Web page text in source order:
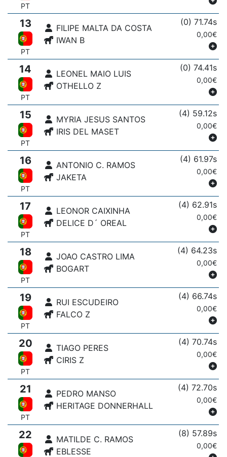
PT
13
PT
FILIPE MALTA DA COSTA
IWAN B
(0) 71.74s
0,00€
14
PT
LEONEL MAIO LUIS
OTHELLO Z
(0) 74.41s
0,00€
15
PT
MYRIA JESUS SANTOS
IRIS DEL MASET
(4) 59.12s
0,00€
16
PT
ANTONIO C. RAMOS
JAKETA
(4) 61.97s
0,00€
17
PT
LEONOR CAIXINHA
DELICE D´ OREAL
(4) 62.91s
0,00€
18
PT
JOAO CASTRO LIMA
BOGART
(4) 64.23s
0,00€
19
PT
RUI ESCUDEIRO
FALCO Z
(4) 66.74s
0,00€
20
PT
TIAGO PERES
CIRIS Z
(4) 70.74s
0,00€
21
PT
PEDRO MANSO
HERITAGE DONNERHALL
(4) 72.70s
0,00€
22
MATILDE C. RAMOS
EBLESSE
(8) 57.89s
0,00€